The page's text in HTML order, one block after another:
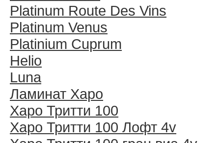
Platinum Route Des Vins
Platinum Venus
Platinium Cuprum
Helio
Luna
Ламинат Харо
Харо Тритти 100
Харо Тритти 100 Лофт 4v